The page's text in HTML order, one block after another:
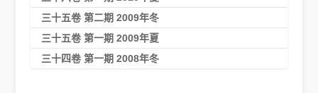
三十五卷 第二期 2009年冬
三十五卷 第一期 2009年夏
三十四卷 第一期 2008年冬